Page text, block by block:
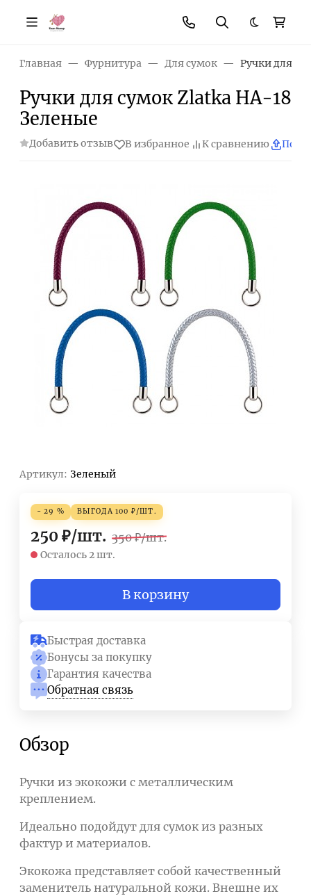
Темная
Главная Фурнитура Для сумок Ручки для
Ручки для сумок Zlatka HA-18
Зеленые
Добавить отзыв В избранное К сравнению
Артикул: Зеленый
- 29 % ВЫГОДА 100 ₽/ШТ.
250 ₽/шт. 350 ₽/шт.
Осталось 2 шт.
В корзину
Быстрая доставка
Бонусы за покупку
Гарантия качества
Обратная связь
Обзор
Ручки из экокожи с металлическим
креплением.
Идеально подойдут для сумок из разных
фактур и материалов.
Экокожа представляет собой качественный
заменитель натуральной кожи. Внешне их